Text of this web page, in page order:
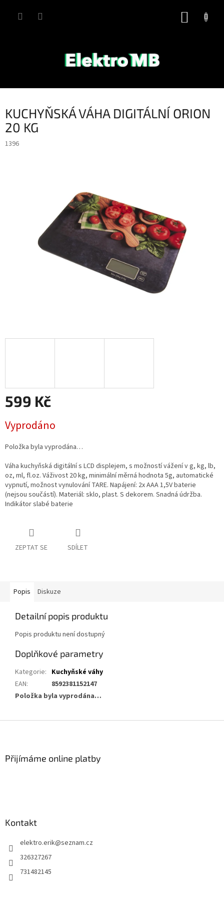
KUCHYŇSKÁ VÁHA DIGITÁLNÍ ORION
20 KG
1396
599 Kč
cena:
Vyprodáno
Položka byla vyprodána…
Váha kuchyňská digitální s LCD displejem, s možností vážení v g, kg, lb,
oz, ml, fl.oz. Váživost 20 kg, minimální měrná hodnota 5g, automatické
vypnutí, možnost vynulování TARE. Napájení: 2x AAA 1,5V baterie
(nejsou součástí). Materiál: sklo, plast. S dekorem. Snadná údržba.
Indikátor slabé baterie
ZEPTAT SE SDÍLET
Popis Diskuze
Detailní popis produktu
Popis produktu není dostupný
Doplňkové parametry
Kategorie: Kuchyňské váhy
EAN:
8592381152147
Položka byla vyprodána…
Přijímáme online platby
Kontakt
elektro.erik@seznam.cz
326327267
731482145